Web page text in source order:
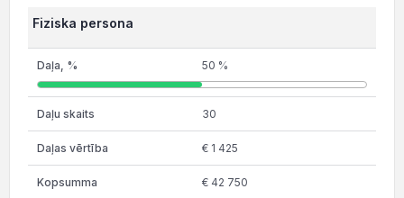
Fiziska persona
50 %
30
€ 1 425
€ 42 750